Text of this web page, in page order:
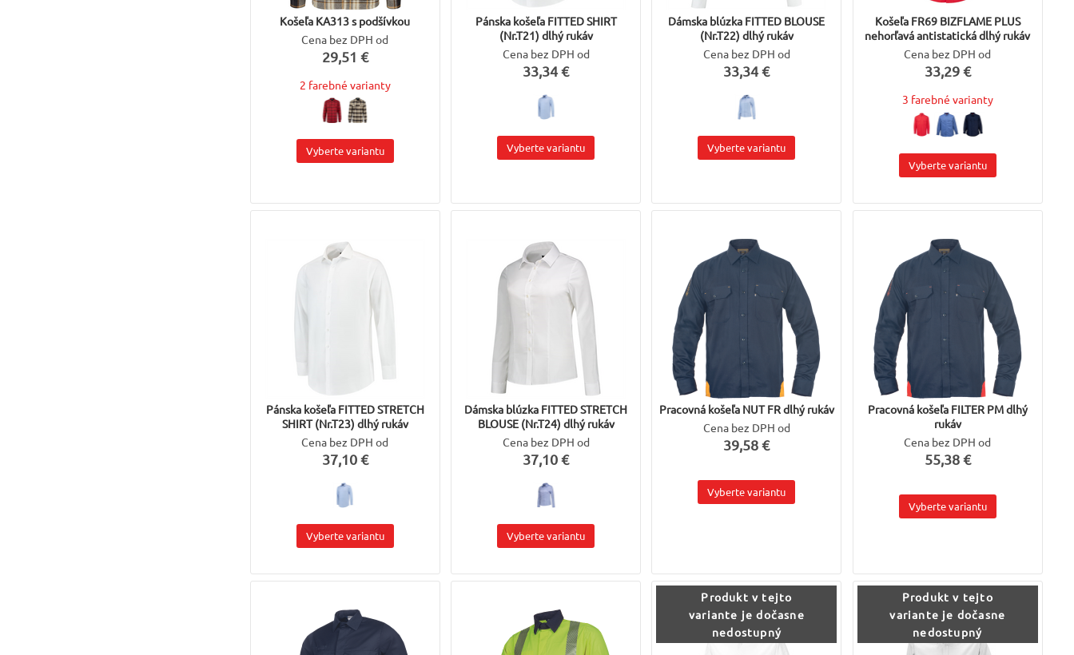
Košeľa KA313 s podšívkou
Cena bez DPH od
29,51 €
2 farebné varianty
Vyberte variantu
Pánska košeľa FITTED SHIRT
(Nr.T21) dlhý rukáv
Cena bez DPH od
33,34 €
Vyberte variantu
Dámska blúzka FITTED BLOUSE
(Nr.T22) dlhý rukáv
Cena bez DPH od
33,34 €
Vyberte variantu
Košeľa FR69 BIZFLAME PLUS
nehorľavá antistatická dlhý rukáv
Cena bez DPH od
33,29 €
3 farebné varianty
Vyberte variantu
Pánska košeľa FITTED STRETCH
SHIRT (Nr.T23) dlhý rukáv
Cena bez DPH od
37,10 €
Vyberte variantu
Dámska blúzka FITTED STRETCH
BLOUSE (Nr.T24) dlhý rukáv
Cena bez DPH od
37,10 €
Vyberte variantu
Pracovná košeľa NUT FR dlhý rukáv
Cena bez DPH od
39,58 €
Vyberte variantu
Pracovná košeľa FILTER PM dlhý
rukáv
Cena bez DPH od
55,38 €
Vyberte variantu
Produkt v tejto
variante je dočasne
nedostupný
Produkt v tejto
variante je dočasne
nedostupný